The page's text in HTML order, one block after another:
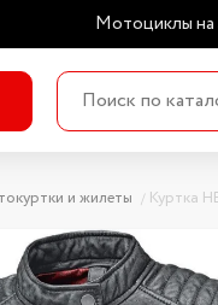
Мотоциклы на
и жилеты Куртка